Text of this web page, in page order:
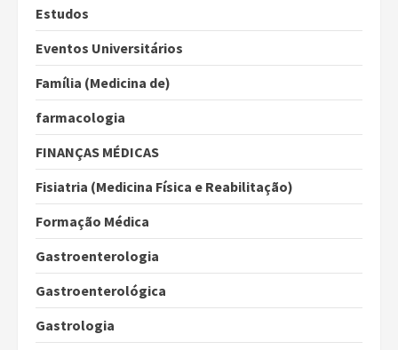
Estudos
Eventos Universitários
Família (Medicina de)
farmacologia
FINANÇAS MÉDICAS
Fisiatria (Medicina Física e Reabilitação)
Formação Médica
Gastroenterologia
Gastroenterológica
Gastrologia